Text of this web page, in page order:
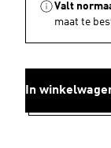
Valt
maat te
In